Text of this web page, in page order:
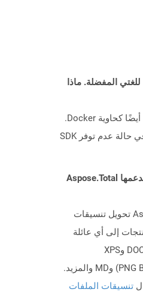
لا أستطيع العثور على SDK للغتي المفضلة. ماذا
Aspose.Total Cloud متاح أيضًا كحاوية Docker.
حاول استخدامه مع cURL في حالة عدم توفر SDK
ما تنسيقات الملفات التي تدعمها Aspose.Total
يمكن لـ Aspose.Total Cloud تحويل تنسيقات
إلى أي عائلة
منتجات أخرى إلى PDF وDOCX وXPS
وimage(TIFF وJPEG وPNG BMP) وMD والمزيد.
ل تنسيقات الملفات